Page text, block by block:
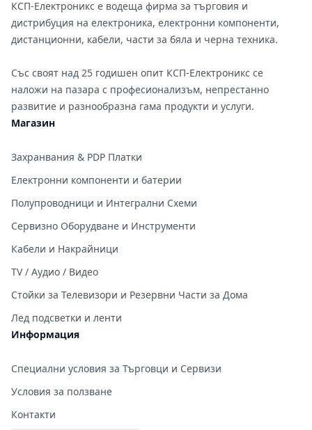
КСП-Електроникс е водеща фирма за търговия и
дистрибуция на електроника, електронни компоненти,
дистанционни, кабели, части за бяла и черна техника.
Със своят над 25 годишен опит КСП-Електроникс се
наложи на пазара с професионализъм, непрестанно
развитие и разнообразна гама продукти и услуги.
Магазин
Захранвания & PDP Платки
Електронни компоненти и батерии
Полупроводници и Интегрални Схеми
Сервизно Оборудване и Инструменти
Кабели и Накрайници
TV / Аудио / Видео
Стойки за Телевизори и Резервни Части за Дома
Лед подсветки и ленти
Информация
Специални условия за Търговци и Сервизи
Условия за ползване
Контакти